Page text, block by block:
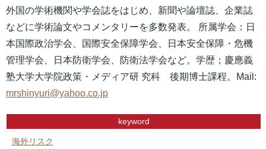
外国の学術機関や学会誌をはじめ、新聞や論壇誌、企業誌
などに学術論文やコメンタリーを多数発表。 所属学会：日
本国際政治学会、国際安全保障学会、日本安全保障・危機
管理学会、日本防衛学会、防衛法学会など。学歴；慶應義
塾大学大学院政策・メディア研 究科 後期博士課程。Mail:
mrshinyuri@yahoo.co.jp
keyword
海外リスク